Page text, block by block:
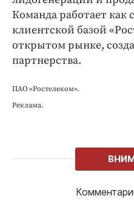
Команда работает как
клиентской базой
открытом рынке,
партнерства.
ПАО «Ростелеком».
Реклама.